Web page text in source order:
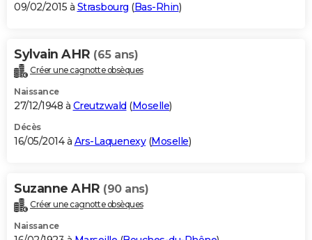
09/02/2015 à Strasbourg (Bas-Rhin)
Sylvain AHR (65 ans)
Créer une cagnotte obsèques
Naissance
27/12/1948 à Creutzwald (Moselle)
Décès
16/05/2014 à Ars-Laquenexy(Moselle)
Suzanne AHR (90 ans)
Créer une cagnotte obsèques
Naissance